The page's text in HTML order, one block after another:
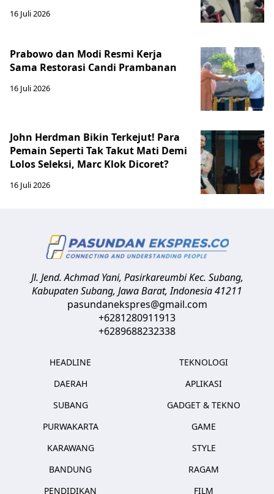
16 Juli 2026
Prabowo dan Modi Resmi Kerja
Sama Restorasi Candi Prambanan
16 Juli 2026
John Herdman Bikin Terkejut! Para
Pemain Seperti Tak Takut Mati Demi
Lolos Seleksi, Marc Klok Dicoret?
16 Juli 2026
Jl. Jend. Achmad Yani, Pasirkareumbi Kec. Subang,
Kabupaten Subang, Jawa Barat,Indonesia41211
pasundanekspres@gmail.com
+6281280911913
+6289688232338
HEADLINE
DAERAH
SUBANG
PURWAKARTA
KARAWANG
BANDUNG
PENDIDIKAN
TEKNOLOGI
APLIKASI
GADGET & TEKNO
GAME
STYLE
RAGAM
FILM